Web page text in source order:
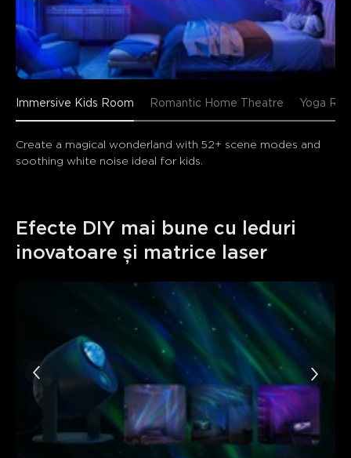
Immersive Kids Room Romantic Home Theatre Yoga
Create a magical wonderland with 52+ scene modes and
soothing white noise ideal for kids.
Efecte DIY mai bune cu leduri
inovatoare și matrice laser